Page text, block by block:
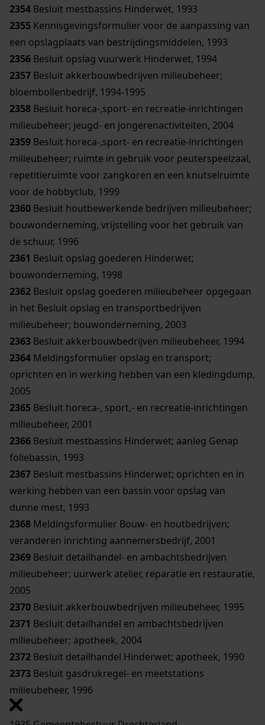
2354 Besluit mestbassins Hinderwet, 1993
2355 Kennisgevingsformulier voor de aanpassing van
een opslagplaats van bestrijdingsmiddelen, 1993
2356 Besluit opslag vuurwerk Hinderwet, 1994
2357 Besluit akkerbouwbedrijven milieubeheer;
bloembollenbedrijf, 1994-1995
2358 Besluit horeca-,sport- en recreatie-inrichtingen
milieubeheer; jeugd- en jongerenactiviteiten, 2004
2359 Besluit horeca-,sport- en recreatie-inrichtingen
milieubeheer; ruimte in gebruik voor peuterspeelzaal,
repetitieruimte voor zangkoren en een knutselruimte
voor de hobbyclub, 1999
2360 Besluit houtbewerkende bedrijven milieubeheer;
bouwonderneming, vrijstelling voor het gebruik van
de schuur, 1996
2361 Besluit opslag goederen Hinderwet;
bouwonderneming, 1998
2362 Besluit opslag goederen milieubeheer opgegaan
in het Besluit opslag en transportbedrijven
milieubeheer; bouwonderneming, 2003
2363 Besluit akkerbouwbedrijven milieubeheer, 1994
2364 Meldingsformulier opslag en transport;
oprichten en in werking hebben van een kledingdump,
2005
2365 Besluit horeca-, sport,- en recreatie-inrichtingen
milieubeheer, 2001
2366 Besluit mestbassins Hinderwet; aanleg Genap
foliebassin, 1993
2367 Besluit mestbassins Hinderwet; oprichten en in
werking hebben van een bassin voor opslag van
dunne mest, 1993
2368 Meldingsformulier Bouw- en houtbedrijven;
veranderen inrichting aannemersbedrijf, 2001
2369 Besluit detailhandel- en ambachtsbedrijven
milieubeheer; uurwerk atelier, reparatie en restauratie,
2005
2370 Besluit akkerbouwbedrijven milieubeheer, 1995
2371 Besluit detailhandel en ambachtsbedrijven
milieubeheer; apotheek, 2004
2372 Besluit detailhandel Hinderwet; apotheek, 1990
2373 Besluit gasdrukregel- en meetstations
milieubeheer, 1996